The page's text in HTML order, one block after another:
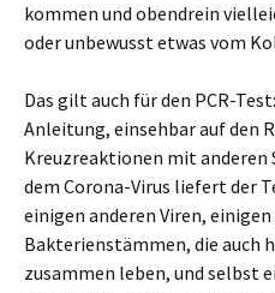
kommen und obendrein
oder unbewusst etwas vom
Das gilt auch für den PCR-
Anleitung, einsehbar auf den
Kreuzreaktionen mit anderen
dem Corona-Virus liefert der
einigen anderen Viren,
Bakterienstämmen, die auch
zusammen leben, und selbst